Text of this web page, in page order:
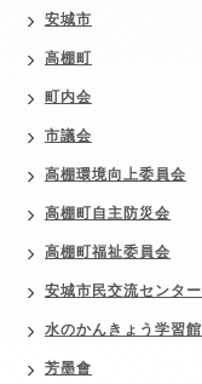
安城市
高棚町
町内会
市議会
高棚環境向上委員会
高棚町自主防災会
高棚町福祉委員会
安城市民交流センター
水のかんきょう学習館
芳墨會